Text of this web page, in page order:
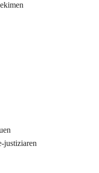
justiziaren